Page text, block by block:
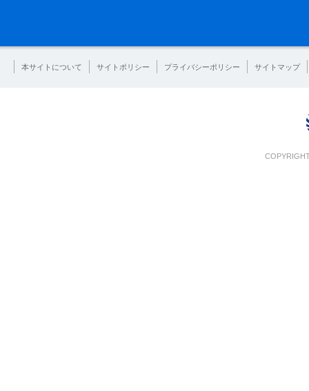
本サイトについて サイトポリシー プライバシーポリシー サイトマップ